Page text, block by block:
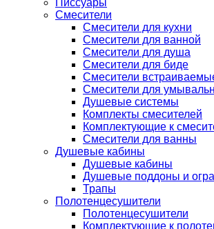
Писсуары
Смесители
Смесители для кухни
Смесители для ванной
Смесители для душа
Смесители для биде
Смесители
Смесители для
Душевые системы
Комплекты смесителей
Комплектующие к
Смесители для ванны
Душевые кабины
Душевые кабины
Душевые поддоны и
Трапы
Полотенцесушители
Полотенцесушители
Комплектующие к